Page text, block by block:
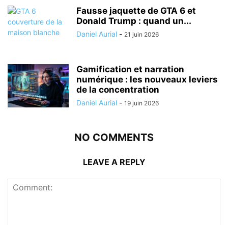
Fausse jaquette de GTA 6 et
Donald Trump : quand un...
Daniel Aurial - 21 juin 2026
Gamification et narration
numérique : les nouveaux leviers
de la concentration
Daniel Aurial - 19 juin 2026
NO COMMENTS
LEAVE A REPLY